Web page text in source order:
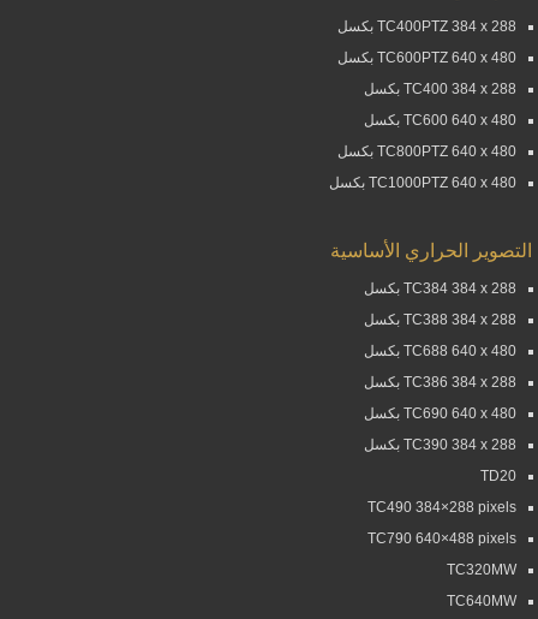
TC400PTZ 384 x 288 بكسل
TC600PTZ 640 x 480 بكسل
TC400 384 x 288 بكسل
TC600 640 x 480 بكسل
TC800PTZ 640 x 480 بكسل
TC1000PTZ 640 x 480 بكسل
التصوير الحراري الأساسية
TC384 384 x 288 بكسل
TC388 384 x 288 بكسل
TC688 640 x 480 بكسل
TC386 384 x 288 بكسل
TC690 640 x 480 بكسل
TC390 384 x 288 بكسل
TD20
TC490 384×288 pixels
TC790 640×488 pixels
TC320MW
TC640MW